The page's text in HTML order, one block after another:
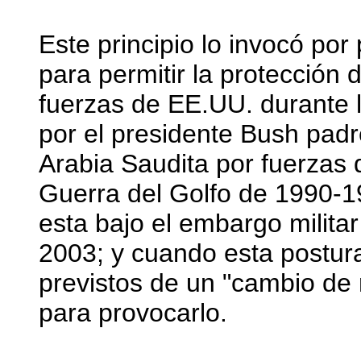
Este principio lo invocó
para permitir la protección
fuerzas de EE.UU.
por el presidente Bush
Arabia Saudita por fuerzas
Guerra del Golfo de 1990-
esta bajo el embargo
2003; y cuando esta
previstos de un "cambio
para provocarlo.